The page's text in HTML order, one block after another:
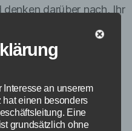
darüber nach, Ihr
zusätzlich das
Systeme keine
bestimmten Tage
nicht an einen
Interesse an unserem
einen besonders
Eine
grundsätzlich ohne